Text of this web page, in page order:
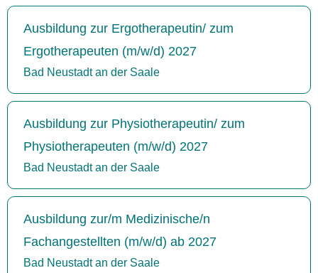
Ausbildung zur Ergotherapeutin/ zum
Ergotherapeuten (m/w/d) 2027
Bad Neustadt an der Saale
Ausbildung zur Physiotherapeutin/ zum
Physiotherapeuten (m/w/d) 2027
Bad Neustadt an der Saale
Ausbildung zur/m Medizinische/n
Fachangestellten (m/w/d) ab 2027
Bad Neustadt an der Saale